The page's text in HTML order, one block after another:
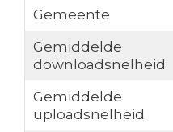
Gemeente
Gemiddelde
downloadsnelheid
Gemiddelde
uploadsnelheid